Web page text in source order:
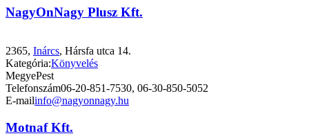
NagyOnNagy Plusz Kft.
2365, Inárcs, Hársfa utca 14.
Kategória:Könyvelés
MegyePest
Telefonszám06-20-851-7530, 06-30-850-5052
E-mailinfo@nagyonnagy.hu
Motnaf Kft.